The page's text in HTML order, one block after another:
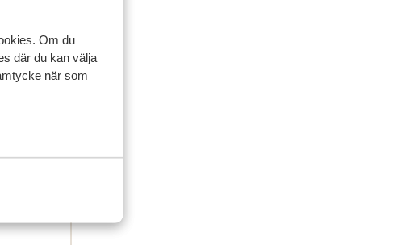
Om du
där du kan välja
när som
bij
geen
nog
bij